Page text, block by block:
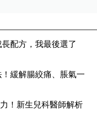
配方，我最後選了
緩解腸絞痛、脹氣一
！新生兒科醫師解析